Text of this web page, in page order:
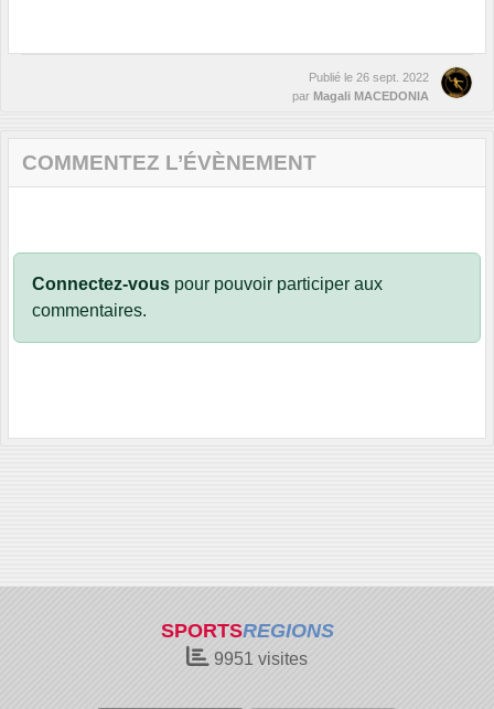
Publié le 26 sept. 2022
par Magali MACEDONIA
COMMENTEZ L’ÉVÈNEMENT
Connectez-vous pour pouvoir participer aux
commentaires.
SPORTSREGIONS
9951 visites